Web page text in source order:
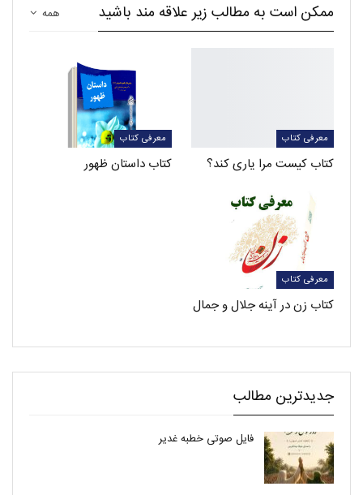
همه ممکن است به مطالب زیر علاقه مند باشید
معرفی کتاب
کتاب کیست مرا یاری کند؟
معرفی کتاب
کتاب داستان ظهور
معرفی کتاب
کتاب زن در آینه جلال و جمال
جدیدترین مطالب
فایل صوتی خطبه غدیر